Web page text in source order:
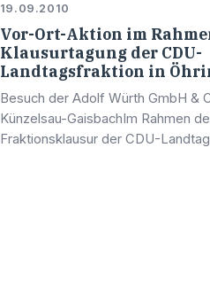
19.09.2010
Vor-Ort-Aktion im
Klausurtagung der CDU-
Landtagsfraktion in
Besuch der Adolf Würth GmbH &
Künzelsau-GaisbachIm Rahmen
Fraktionsklausur der CDU-